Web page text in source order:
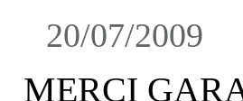
20/07/2009
MERCI